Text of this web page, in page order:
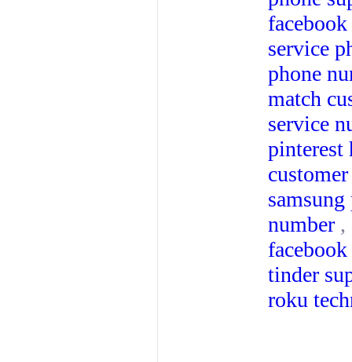
service
phone
match
service
pinterest
number ,
tinder
roku